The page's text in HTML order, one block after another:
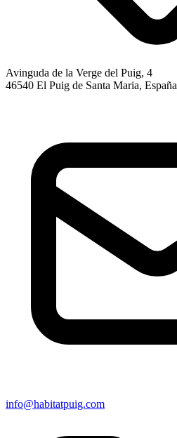
Avinguda de la Verge del Puig, 4
46540 El Puig de Santa Maria, España
info@habitatpuig.com